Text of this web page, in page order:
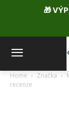
Home Značka
recenze
🎁